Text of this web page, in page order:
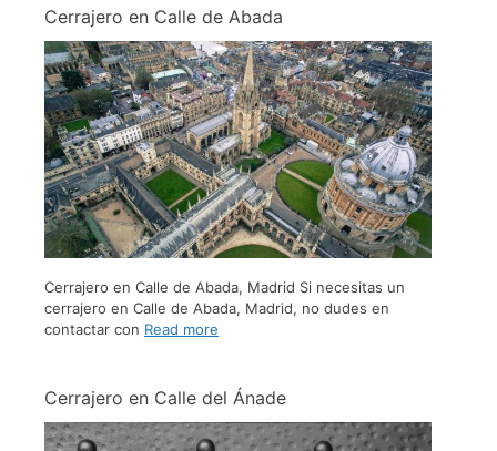
Cerrajero en Calle de Abada
Cerrajero en Calle de Abada, Madrid Si necesitas un
cerrajero en Calle de Abada, Madrid, no dudes en
contactar con Read more
Cerrajero en Calle del Ánade